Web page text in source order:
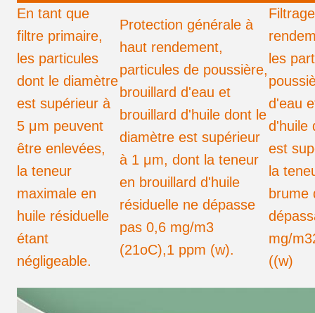
En tant que
filtre primaire,
les particules
dont le diamètre
est supérieur à
5 μm peuvent
être enlevées,
la teneur
maximale en
huile résiduelle
étant
négligeable.
Protection générale à
haut rendement,
particules de poussière,
brouillard d'eau et
brouillard d'huile dont le
diamètre est supérieur
à 1 μm, dont la teneur
en brouillard d'huile
résiduelle ne dépasse
pas 0,6 mg/m3
(21oC),1 ppm (w).
les
d'eau
d'huile
est
la
brume
mg/
((w)